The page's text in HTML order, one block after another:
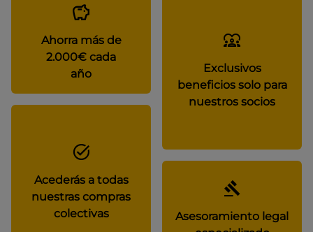
Ahorra más de
2.000€ cada
año
Exclusivos
beneficios solo para
nuestros socios
Acederás a todas
nuestras compras
colectivas
Asesoramiento legal